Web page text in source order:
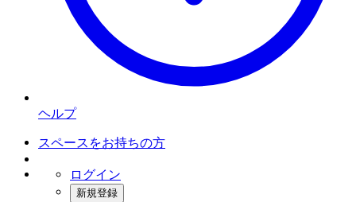
ヘルプ
スペースをお持ちの方
ログイン
新規登録